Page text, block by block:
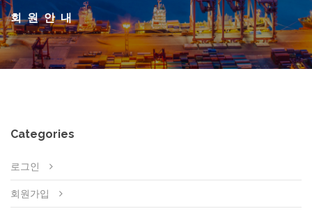
회원안내
Categories
로그인
회원가입